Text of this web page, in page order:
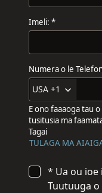
Imeli: *
USA +1
E ono faaaoga tau
tusitusia ma
Tagai
* Ua ou ioe i
Tuutuuga o